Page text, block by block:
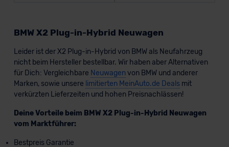
BMW X2 Plug-in-Hybrid Neuwagen
Leider ist der X2 Plug-in-Hybrid von BMW als Neufahrzeug
nicht beim Hersteller bestellbar. Wir haben aber Alternativen
für Dich: Vergleichbare Neuwagenvon BMW und anderer
Marken, sowie unsere limitierten MeinAuto.de Dealsmit
verkürzten Lieferzeiten und hohen Preisnachlässen!
Deine Vorteile beim BMW X2 Plug-in-Hybrid Neuwagen
vom Marktführer:
Bestpreis Garantie